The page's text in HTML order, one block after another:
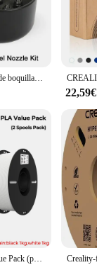
CREALITY nuevo Kit de boquillas de acero endurecido Premium de alta gama piezas de impresora 3D mejora la conductividad térmica de alta dureza
22,59€
Creality Ender-PLA Value Pack (paquete de 2 carretes) Filamento PLA blanco y negro sin problemas PLA de 1,75 mm para impresora 3D FDM